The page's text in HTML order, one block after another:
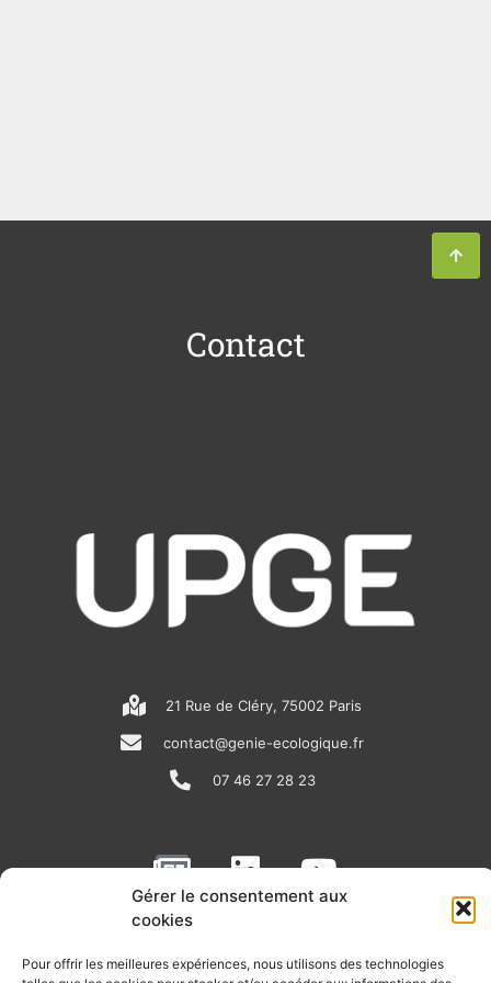
Gérer le consentement aux
cookies
Pour offrir les meilleures expériences, nous utilisons des technologies
Contact
21 Rue de Cléry, 75002 Paris
contact@genie-ecologique.fr
07 46 27 28 23
N
e
w
s
L
i
k
Y
o
t